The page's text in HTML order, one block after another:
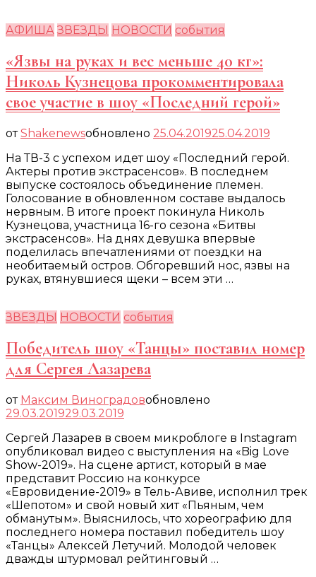
АФИША ЗВЕЗДЫ НОВОСТИ события
«Язвы на руках и вес меньше 40 кг»:
Николь Кузнецова прокомментировала
свое участие в шоу «Последний герой»
отShakenewsобновлено 25.04.201925.04.2019
На ТВ-3 с успехом идет шоу «Последний герой.
Актеры против экстрасенсов». В последнем
выпуске состоялось объединение племен.
Голосование в обновленном составе выдалось
нервным. В итоге проект покинула Николь
Кузнецова, участница 16-го сезона «Битвы
экстрасенсов». На днях девушка впервые
поделилась впечатлениями от поездки на
необитаемый остров. Обгоревший нос, язвы на
руках, втянувшиеся щеки – всем эти …
ЗВЕЗДЫ НОВОСТИ события
Победитель шоу «Танцы» поставил номер
для Сергея Лазарева
от Максим Виноградовобновлено
29.03.201929.03.2019
Сергей Лазарев в своем микроблоге в Instagram
опубликовал видео с выступления на «Big Love
Show-2019». На сцене артист, который в мае
представит Россию на конкурсе
«Евровидение-2019» в Тель-Авиве, исполнил трек
«Шепотом» и свой новый хит «Пьяным, чем
обманутым». Выяснилось, что хореографию для
последнего номера поставил победитель шоу
«Танцы» Алексей Летучий. Молодой человек
дважды штурмовал рейтинговый …